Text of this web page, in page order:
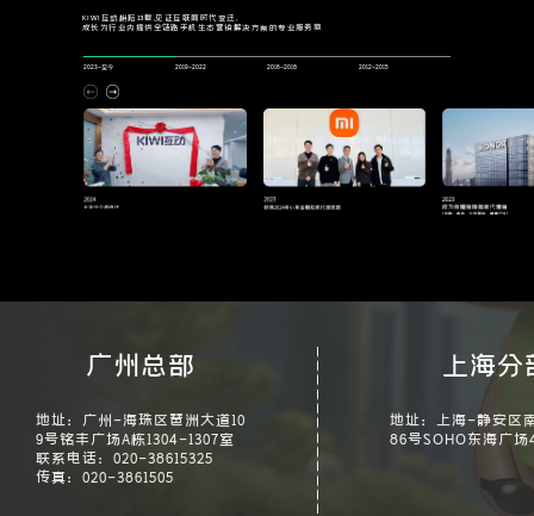
KIWI互动耕耘13载,见证互联网时代变迁,
成长为行业内提供全链路手机生态营销解决方案的专业服务商
2023-至今 2019-2022 2016-2018 2012-2015
广州总部
地址：广州-海珠区琶洲大道10
9号铭丰广场A栋1304-1307室
联系电话：020-38615325
传真：020-3861505
上海分
地址：上海-静安区
86号SOHO东海广